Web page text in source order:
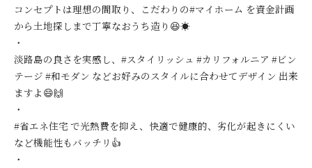
コンセプトは理想の間取り、こだわりの#マイホーム を資金計画
から土地探しまで丁寧なおうち造り😆☀️
・
淡路島の良さを実感し、#スタイリッシュ #カリフォルニア #ビン
テージ #和モダン などお好みのスタイルに合わせてデザイン 出来
ますよ😄🙌
・
#省エネ住宅 で光熱費を抑え、快適で健康的、劣化が起きにくい
など機能性もバッチリ👍
・